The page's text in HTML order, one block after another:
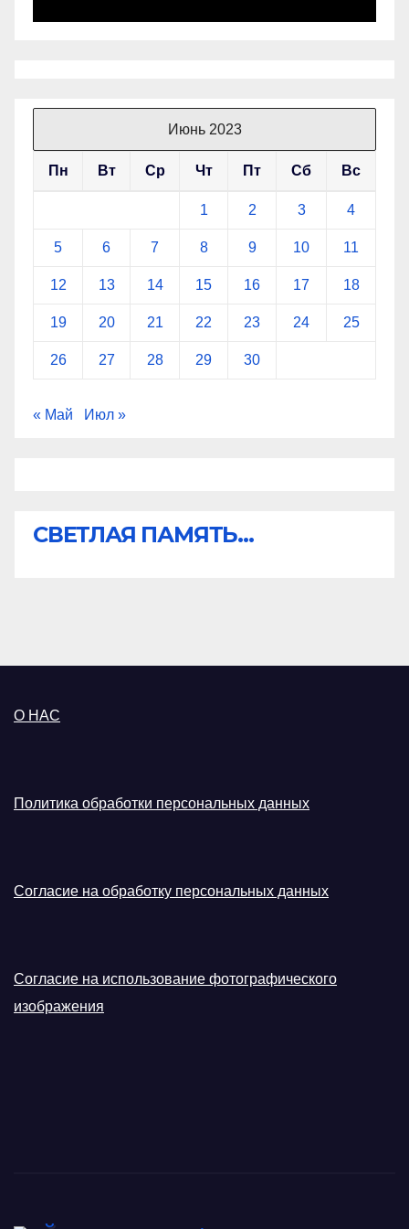
Июнь 2023
Пн Вт Ср Чт Пт Сб Вс
1 2 3 4
5 6 7 8 9 10 11
12 13 14 15 16 17 18
19 20 21 22 23 24 25
26 27 28 29 30
« Май Июл »
СВЕТЛАЯ ПАМЯТЬ...
О НАС
Политика обработки персональных данных
Согласие на обработку персональных данных
Согласие на использование фотографического
изображения